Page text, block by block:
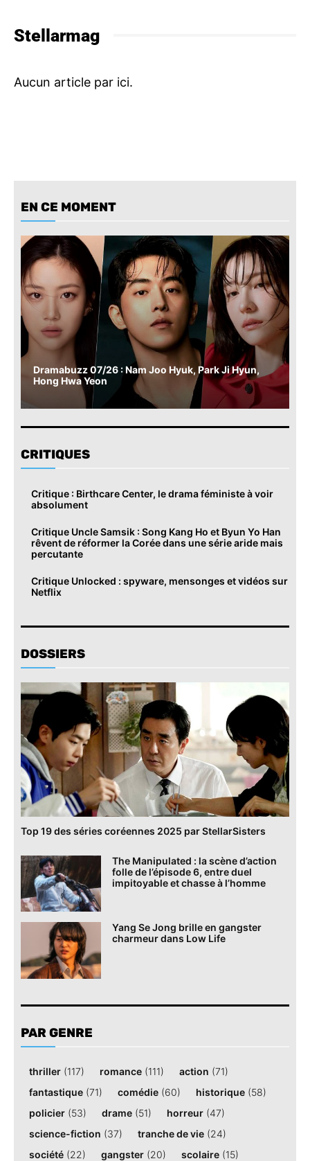
Stellarmag
EN CE MOMENT
Dramabuzz 07/26 : Nam Joo Hyuk, Park Ji Hyun,
Hong Hwa Yeon
CRITIQUES
Critique : Birthcare Center, le drama féministe à voir
absolument
Critique Uncle Samsik : Song Kang Ho et Byun Yo Han
rêvent de réformer la Corée dans une série aride mais
percutante
Critique Unlocked : spyware, mensonges et vidéos sur
Netflix
DOSSIERS
Top 19 des séries coréennes 2025 par StellarSisters
The Manipulated : la scène d’action
folle de l’épisode 6, entre duel
impitoyable et chasse à l’homme
Yang Se Jong brille en gangster
charmeur dans Low Life
PAR GENRE
thriller (117) romance (111) action (71)
fantastique (71) comédie (60) historique (58)
policier (53) drame (51) horreur (47)
science-fiction (37) tranche de vie (24)
société (22) gangster (20) scolaire (15)